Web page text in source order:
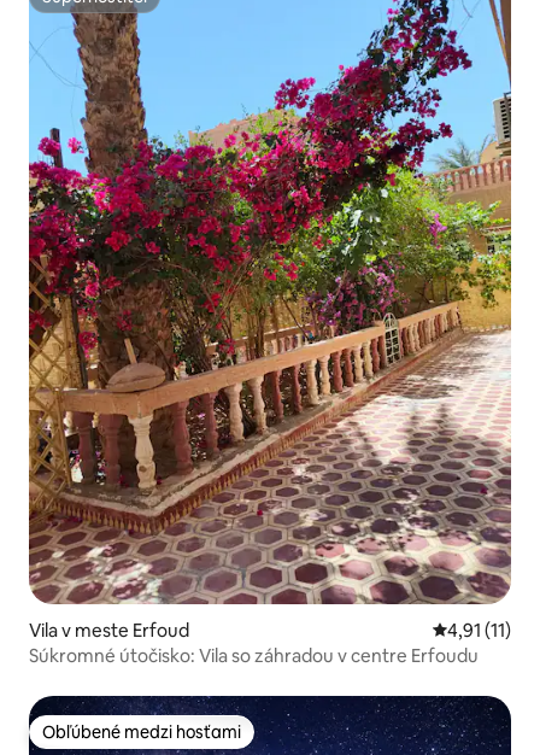
Superhostiteľ
Vila v meste Erfoud Priemerné
4,91 (11)
Súkromné útočisko: Vila so záhradou v centre Erfoudu
Obľúbené medzi hosťami
Obľúbené medzi hosťami